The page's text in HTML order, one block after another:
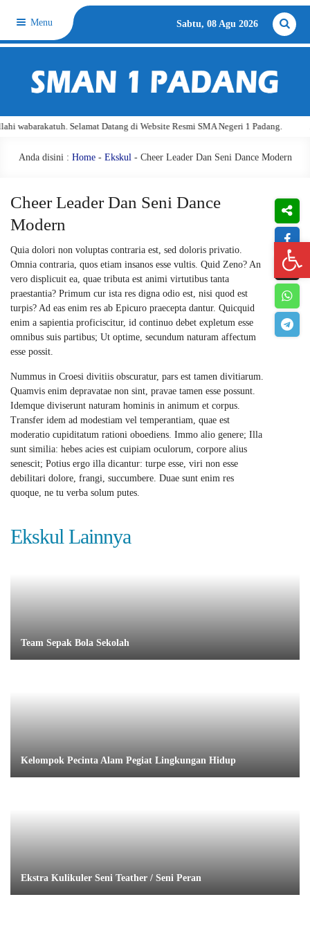
Menu Sabtu, 08 Agu 2026
Selamat Datang di Website Resmi SMA Negeri 1 Padang.
Anda disini : Home- Ekskul- Cheer Leader Dan Seni Dance Modern
Cheer Leader Dan Seni Dance
Modern
Quia dolori non voluptas contraria est, sed doloris privatio.
Omnia contraria, quos etiam insanos esse vultis. Quid Zeno? An
vero displicuit ea, quae tributa est animi virtutibus tanta
praestantia? Primum cur ista res digna odio est, nisi quod est
turpis? Ad eas enim res ab Epicuro praecepta dantur. Quicquid
enim a sapientia proficiscitur, id continuo debet expletum esse
omnibus suis partibus; Ut optime, secundum naturam affectum
esse possit.
Nummus in Croesi divitiis obscuratur, pars est tamen divitiarum.
Quamvis enim depravatae non sint, pravae tamen esse possunt.
Idemque diviserunt naturam hominis in animum et corpus.
Transfer idem ad modestiam vel temperantiam, quae est
moderatio cupiditatum rationi oboediens. Immo alio genere; Illa
sunt similia: hebes acies est cuipiam oculorum, corpore alius
senescit; Potius ergo illa dicantur: turpe esse, viri non esse
debilitari dolore, frangi, succumbere. Duae sunt enim res
quoque, ne tu verba solum putes.
Ekskul Lainnya
Team Sepak Bola Sekolah
Kelompok Pecinta Alam Pegiat Lingkungan Hidup
Ekstra Kulikuler Seni Teather / Seni Peran